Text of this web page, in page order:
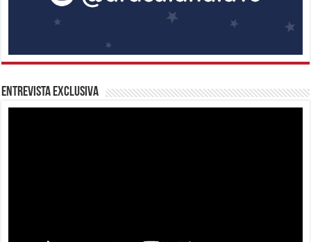
Entrevista Exclusiva